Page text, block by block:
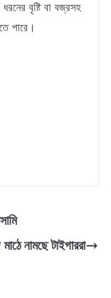
বৃষ্টি বা বজ্রসহ
পারে।
নামছে টাইগাররা